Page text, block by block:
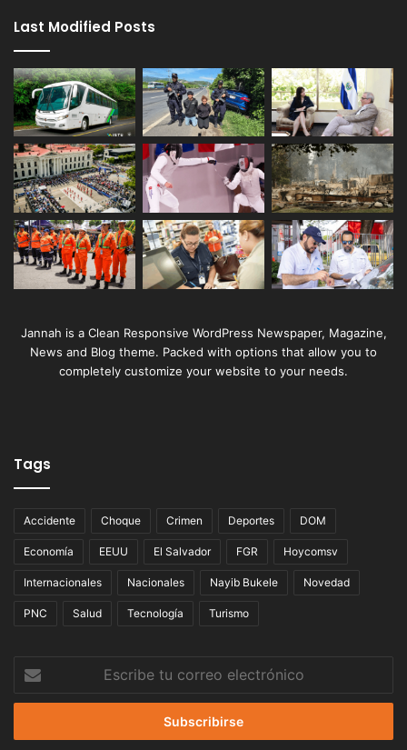
Last Modified Posts
Jannah is a Clean Responsive WordPress Newspaper, Magazine,
News and Blog theme. Packed with options that allow you to
completely customize your website to your needs.
Tags
Accidente Choque Crimen Deportes DOM
Economía EEUU El Salvador FGR Hoycomsv
Internacionales Nacionales Nayib Bukele Novedad
PNC Salud Tecnología Turismo
correo